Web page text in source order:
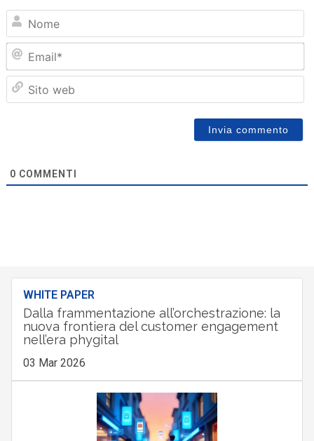
0 COMMENTI
WHITE PAPER
Dalla frammentazione all’orchestrazione: la
nuova frontiera del customer engagement
nell’era phygital
03 Mar 2026